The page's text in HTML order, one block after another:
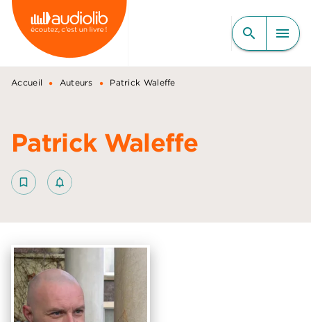
MENU RECHERCHE
CONTENU
PIED DE PAGE
search menu
Accueil • Auteurs • Patrick Waleffe
Patrick Waleffe
bookmark_border notifications_none_outlined